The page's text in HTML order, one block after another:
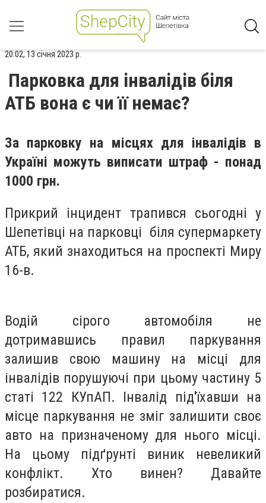
20:02, 13 січня 2023 р.
Парковка для інвалідів біля
АТБ вона є чи її немає?
За парковку на місцях для інвалідів в
Україні можуть виписати штраф - понад
1000 грн.
Прикрий інцидент трапився сьогодні у
Шепетівці на парковці біля супермаркету
АТБ, який знаходиться на проспекті Миру
16-в.
Водій сірого автомобіля не
дотримавшись правил паркування
залишив свою машину на місці для
інвалідів порушуючі при цьому частину 5
статі 122 КУпАП. Інвалід під'їхавши на
місце паркування не зміг залишити своє
авто на призначеному для нього місці.
На цьому підґрунті виник невеликий
конфлікт. Хто винен? Давайте
розбиратися.